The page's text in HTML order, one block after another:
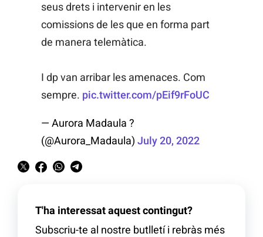
seus drets i intervenir en les
comissions de les que en forma part
de manera telemàtica.
I dp van arribar les amenaces. Com
sempre. pic.twitter.com/pEif9rFoUC
— Aurora Madaula ?
(@Aurora_Madaula) July 20, 2022
T'ha interessat aquest contingut?
Subscriu-te al nostre butlletí i rebràs més